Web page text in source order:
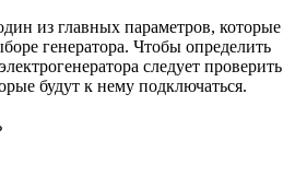
из главных параметров, которые
генератора. Чтобы определить
следует проверить
будут к нему подключаться.